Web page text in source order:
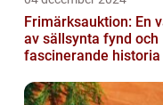
Frimärksauktion: En
av sällsynta fynd och
fascinerande historia